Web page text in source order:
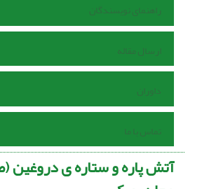
راهنمای نویسندگان
ارسال مقاله
داوران
تماس با ما
آتش پاره و ستاره ی